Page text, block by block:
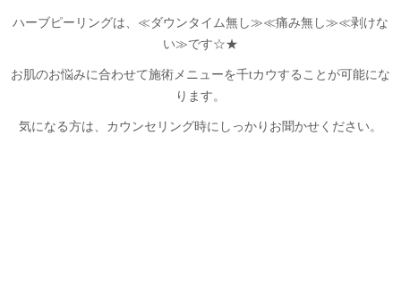
ハーブピーリングは、≪ダウンタイム無し≫≪痛み無し≫≪剥けな
い≫です☆★
お肌のお悩みに合わせて施術メニューを千tカウすることが可能にな
ります。
気になる方は、カウンセリング時にしっかりお聞かせください。